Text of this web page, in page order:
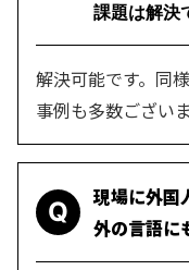
課題は解決
解決可能です。同
事例も多数ござい
Q
現場に外国
外の言語に